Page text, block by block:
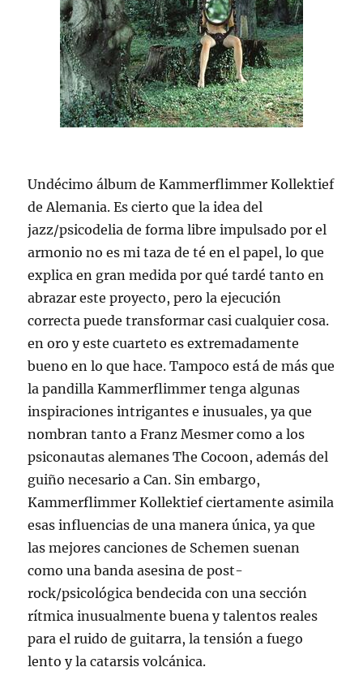
Undécimo álbum de Kammerflimmer Kollektief
de Alemania. Es cierto que la idea del
jazz/psicodelia de forma libre impulsado por el
armonio no es mi taza de té en el papel, lo que
explica en gran medida por qué tardé tanto en
abrazar este proyecto, pero la ejecución
correcta puede transformar casi cualquier cosa.
en oro y este cuarteto es extremadamente
bueno en lo que hace. Tampoco está de más que
la pandilla Kammerflimmer tenga algunas
inspiraciones intrigantes e inusuales, ya que
nombran tanto a Franz Mesmer como a los
psiconautas alemanes The Cocoon, además del
guiño necesario a Can. Sin embargo,
Kammerflimmer Kollektief ciertamente asimila
esas influencias de una manera única, ya que
las mejores canciones de Schemen suenan
como una banda asesina de post-
rock/psicológica bendecida con una sección
rítmica inusualmente buena y talentos reales
para el ruido de guitarra, la tensión a fuego
lento y la catarsis volcánica.